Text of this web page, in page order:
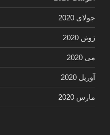
جولای 2020
ژوئن 2020
می 2020
آوریل 2020
مارس 2020